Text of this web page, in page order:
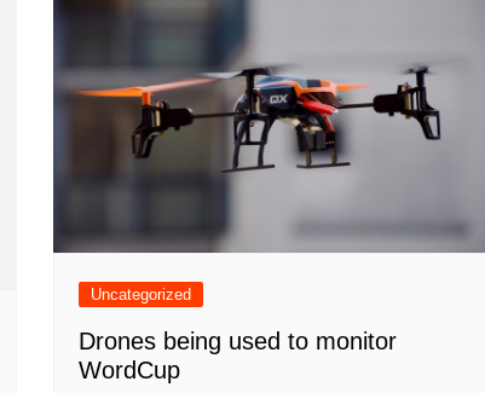
Uncategorized
Drones being used to monitor
WordCup